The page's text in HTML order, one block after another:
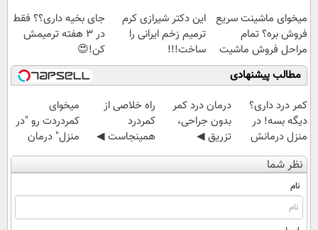
میخوای ماشینت سریع
فروش بره؟ تمام
مراحل فروش ماشیت
رو به ما بسپر
این دکتر شیرازی کرم
ترمیم زخم ایرانی را
ساخت!!!
جای بخیه داری؟؟ فقط
در 3 هفته ترمیمش
کن!😍
مطالب پیشنهادی
کمر درد داری؟
دیگه بسه! در
منزل درمانش
کن
(◀پرسش‌نامه)
درمان درد کمر
بدون جراحی،
تزریق ◀
پرسش‌نامه رو پر
کن ▶
‌راه خلاصی از
کمردرد
همینجاست ◀
فقط کافیه فرم
رو پر کنی!
میخوای
کمردردت رو "در
منزل" درمان
کنی؟ (◂فیلم +
◂پرسش‌نامه)
نظر شما
نام